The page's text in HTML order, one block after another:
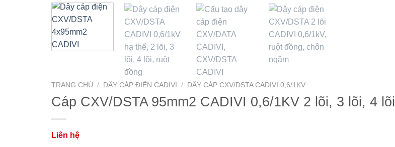
TRANG CHỦ / DÂY CÁP ĐIỆN CADIVI / DÂY CÁP CXV/DSTA CADIVI 0,6/1KV
Cáp CXV/DSTA 95mm2 CADIVI 0,6/1KV 2 lõi, 3 lõi, 4 lõi